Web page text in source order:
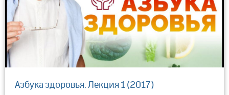
Азбука здоровья. Лекция 1 (2017)